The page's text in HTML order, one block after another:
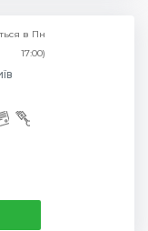
в Пн
17:00)